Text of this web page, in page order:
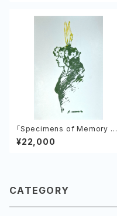
「Specimens of Memory N
o.5 Plauan woman」 植村友
哉 紙、アクリル
¥22,000
CATEGORY